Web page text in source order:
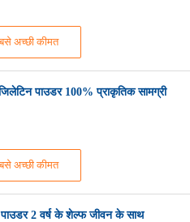
अच्छी कीमत
पाउडर 100% प्राकृतिक सामग्री
अच्छी कीमत
2 वर्ष के शेल्फ जीवन के साथ